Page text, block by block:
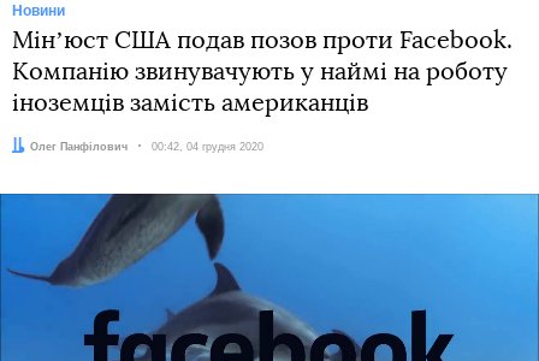
Новини
Мінʼюст США подав позов проти Facebook.
Компанію звинувачують у наймі на роботу
іноземців замість американців
Автор:
Олег Панфілович Дата:
00:42, 04 грудня 2020